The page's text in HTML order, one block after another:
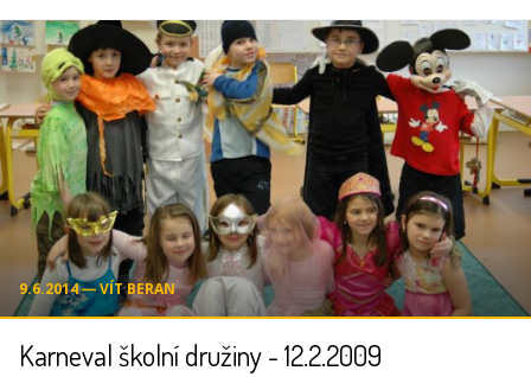
9.6.2014 ― VÍT BERAN
Karneval školní družiny - 12.2.2009